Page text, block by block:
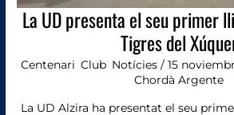
La UD presenta el seu primer
Tigres del
Centenari Club, Notícies/ 15
Chordà Argente
La UD Alzira ha presentat el seu
Xúquer